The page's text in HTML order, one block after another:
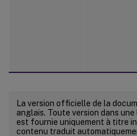
La version officielle de la
anglais. Toute version dans
est fournie uniquement à titre
contenu traduit